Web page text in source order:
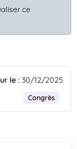
ce
le : 30/12/2025
Congrès